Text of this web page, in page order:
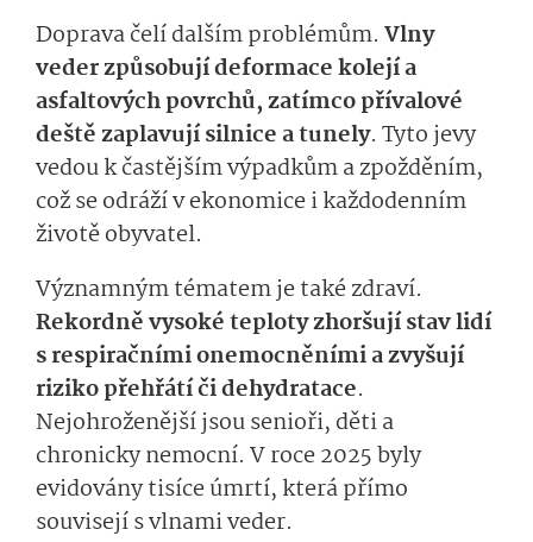
Doprava čelí dalším problémům. Vlny
veder způsobují deformace kolejí a
asfaltových povrchů, zatímco přívalové
deště zaplavují silnice a tunely. Tyto jevy
vedou k častějším výpadkům a zpožděním,
což se odráží v ekonomice i každodenním
životě obyvatel.
Významným tématem je také zdraví.
Rekordně vysoké teploty zhoršují stav lidí
s respiračními onemocněními a zvyšují
riziko přehřátí či dehydratace.
Nejohroženější jsou senioři, děti a
chronicky nemocní. V roce 2025 byly
evidovány tisíce úmrtí, která přímo
souvisejí s vlnami veder.